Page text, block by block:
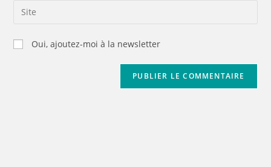
Oui, ajoutez-moi à la newsletter